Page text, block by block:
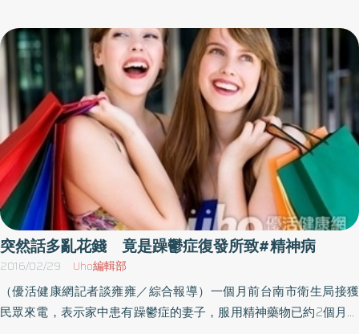
支持與喘息空間，並應尋求各類資源，協助照顧者，避免心力交
瘁，讓愛與照顧得以延續。負面情緒不能適時消解會越積越滿衛生
福利部草屯療養院老年精神科醫師沈政男表示，每一位照顧者的背
後都有承擔不了的愛，照顧身心障礙的家人，等於所有生活事項都
圍繞著對方打轉，久了難免疲累、挫折，生了氣以後又自責，如果
這些負面情緒不能適時消解，便會越積越滿，累積至某天突然爆
炸。沈政男醫師表示，精神病患家屬的壓力與辛酸更大，許多家屬
不願讓鄰居親友知道家裡有精神病患，寧願自己承擔。而許多精神
病患大都缺乏病識感，家屬光要讓其就醫，就經常傷透腦筋。慢性
精神病患可由國家接手照顧最後，若精神病症狀控制不良，還須擔
心暴力攻擊的危險。當父母漸漸年邁，那些精神病子女不只沒有長
大獨立，反而因為自我照顧與社會功能持續退化，更需要他人照
顧。沈政男醫師表示，精神病患家屬如果發覺自己已經瀕臨照顧極
限，有以下的狀況就要求助：1） 不動就對被照顧者發脾氣，甚至
暴怒或出手打被照顧者。2） 心力交瘁、憂鬱沮喪持續超過2個禮
突然話多亂花錢 竟是躁鬱症復發所致#精神病
2016/02/29 Uho編輯部
（優活健康網記者談雍雍／綜合報導）一個月前台南市衛生局接獲
民眾來電，表示家中患有躁鬱症的妻子，服用精神藥物已約2個月，